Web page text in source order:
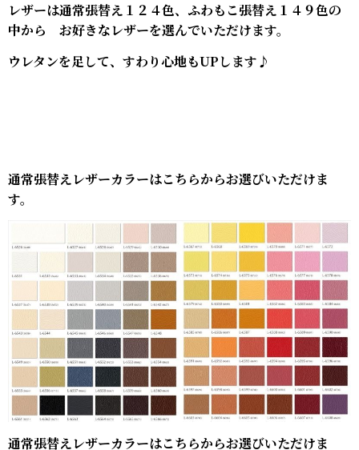
レザーは通常張替え１２４色、ふわもこ張替え１４９色の
中から お好きなレザーを選んでいただけます。
ウレタンを足して、すわり心地もUPします♪
通常張替えレザーカラーはこちらからお選びいただけま
す。
通常張替えレザーカラーはこちらからお選びいただけま